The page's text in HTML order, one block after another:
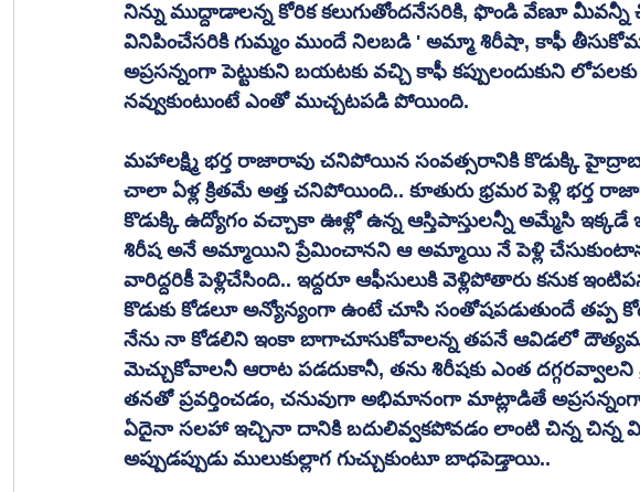
నిన్ను ముద్దాడాలన్న కోరిక కలుగుతోందనేసరికి, ఫొండి వేణూ మీవన్నీ
వినిపించేసరికి గుమ్మం ముందే నిలబడి ' అమ్మా శిరీషా, కాఫీ
అప్రసన్నంగా పెట్టుకుని బయటకు వచ్చి కాఫీ కప్పులందుకుని
నవ్వుకుంటుంటే ఎంతో ముచ్చటపడి పోయింది.
మహాలక్ష్మి భర్త రాజారావు చనిపోయిన సంవత్సరానికి కొడుక్కి
చాలా ఏళ్ల క్రితమే అత్త చనిపోయింది.. కూతురు భ్రమర పెళ్లి భర్త
కొడుక్కి ఉద్యోగం వచ్చాకా ఊళ్లో ఉన్న ఆస్తిపాస్తులన్నీ అమ్మేసి ఇక్కడే
శిరీష అనే అమ్మాయిని ప్రేమించానని ఆ అమ్మాయి నే పెళ్లి
వారిద్దరికీ పెళ్లిచేసింది.. ఇద్దరూ ఆఫీసులుకి వెళ్లిపోతారు కనుక
కొడుకు కోడలూ అన్యోన్యంగా ఉంటే చూసి సంతోషపడుతుందే తప్ప
నేను నా కోడలిని ఇంకా బాగాచూసుకోవాలన్న తపనే ఆవిడలో
మెచ్చుకోవాలనీ ఆరాట పడదుకానీ, తను శిరీషకు ఎంత దగ్గరవ్వాలని
తనతో ప్రవర్తించడం, చనువుగా అభిమానంగా మాట్లాడితే
ఏదైనా సలహా ఇచ్చినా దానికి బదులివ్వకపోవడం లాంటి చిన్న చిన్న
అప్పుడప్పుడు ములుకుల్లాగ గుచ్చుకుంటూ బాధపెడ్తాయి..